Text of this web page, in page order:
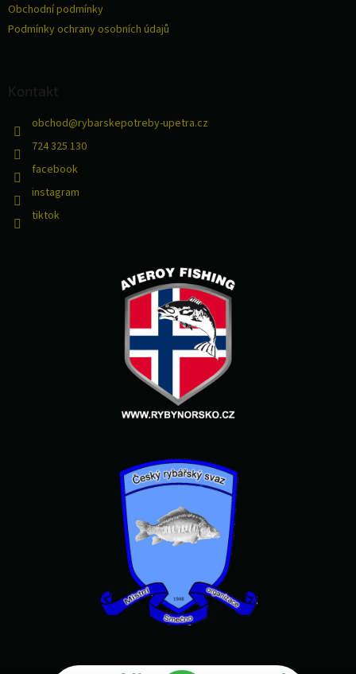
Obchodní podmínky
Podmínky ochrany osobních údajů
Kontakt
obchod@rybarskepotreby-upetra.cz
724 325 130
facebook
instagram
tiktok